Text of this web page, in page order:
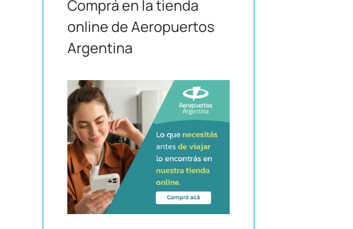
Comprá en la tienda
online de Aeropuertos
Argentina